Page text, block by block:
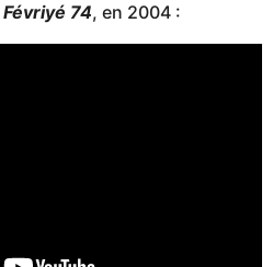
Févriyé 74, en 2004 :